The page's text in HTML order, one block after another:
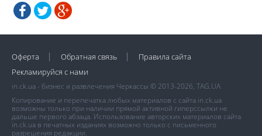
Оферта Обратная связь
Правила сайта
Рекламируйся с нами
in.ck.ua - бизнес и развлечения Черкассы © 2013-2026, TAG.UA
Копирование и перепечатка любых материалов с сайта in.ck.ua
возможны только при наличии прямой активной гиперссылки не
дальше первого абзаца. Использование авторских материалов сайта
in.ck.ua в печатных изданиях возможно только с письменного
разрешения редакции.